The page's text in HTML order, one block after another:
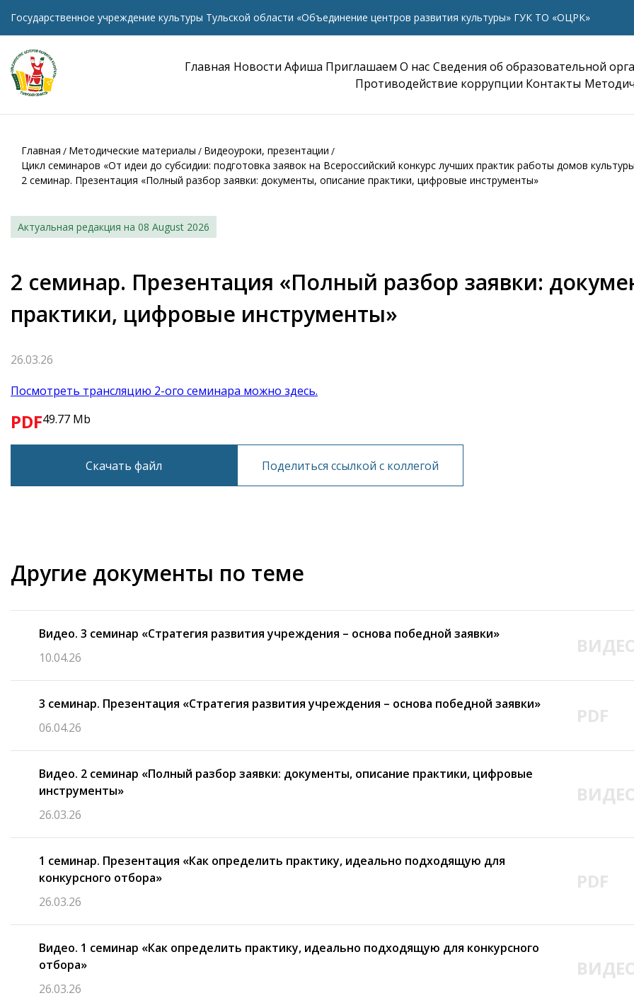
Государственное учреждение культуры Тульской области «Объединение центров развития культуры» ГУК ТО «ОЦРК»
Главная Новости Афиша Приглашаем О нас Сведения об образовательной
Противодействие коррупции Контакты
Главная Методические материалы
Видеоуроки, презентации
Цикл семинаров «От идеи до субсидии: подготовка заявок на Всероссийский конкурс лучших практик работы домов
2 семинар. Презентация «Полный разбор заявки: документы, описание практики, цифровые инструменты»
Актуальная редакция на 08 August 2026
2 семинар. Презентация «Полный разбор заявки:
практики, цифровые инструменты»
26.03.26
Посмотреть трансляцию 2-ого семинара можно здесь.
PDF49.77 Mb
Скачать файл Поделиться ссылкой с коллегой
Другие документы по теме
Видео. 3 семинар «Стратегия развития учреждения – основа победной заявки»
10.04.26
3 семинар. Презентация «Стратегия развития учреждения – основа победной заявки»
06.04.26
PDF
Видео. 2 семинар «Полный разбор заявки: документы, описание практики, цифровые
инструменты»
26.03.26
1 семинар. Презентация «Как определить практику, идеально подходящую для
конкурсного отбора»
26.03.26
PDF
Видео. 1 семинар «Как определить практику, идеально подходящую для конкурсного
отбора»
26.03.26